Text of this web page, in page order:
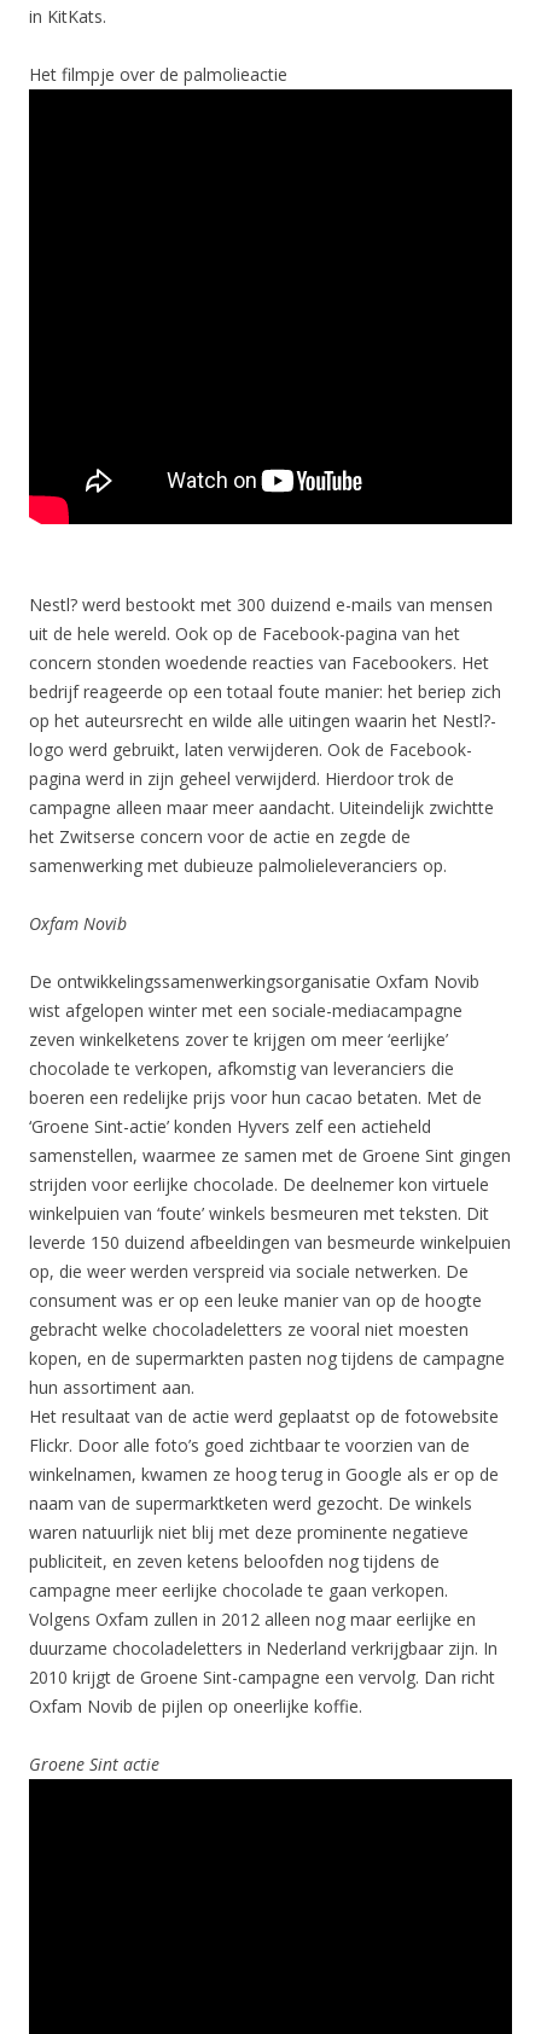
in KitKats.
Het filmpje over de palmolieactie
Nestl? werd bestookt met 300 duizend e-mails van mensen
uit de hele wereld. Ook op de Facebook-pagina van het
concern stonden woedende reacties van Facebookers. Het
bedrijf reageerde op een totaal foute manier: het beriep zich
op het auteursrecht en wilde alle uitingen waarin het Nestl?-
logo werd gebruikt, laten verwijderen. Ook de Facebook-
pagina werd in zijn geheel verwijderd. Hierdoor trok de
campagne alleen maar meer aandacht. Uiteindelijk zwichtte
het Zwitserse concern voor de actie en zegde de
samenwerking met dubieuze palmolieleveranciers op.
Oxfam Novib
De ontwikkelingssamenwerkingsorganisatie Oxfam Novib
wist afgelopen winter met een sociale-mediacampagne
zeven winkelketens zover te krijgen om meer ‘eerlijke’
chocolade te verkopen, afkomstig van leveranciers die
boeren een redelijke prijs voor hun cacao betaten. Met de
‘Groene Sint-actie’ konden Hyvers zelf een actieheld
samenstellen, waarmee ze samen met de Groene Sint gingen
strijden voor eerlijke chocolade. De deelnemer kon virtuele
winkelpuien van ‘foute’ winkels besmeuren met teksten. Dit
leverde 150 duizend afbeeldingen van besmeurde winkelpuien
op, die weer werden verspreid via sociale netwerken. De
consument was er op een leuke manier van op de hoogte
gebracht welke chocoladeletters ze vooral niet moesten
kopen, en de supermarkten pasten nog tijdens de campagne
hun assortiment aan.
Het resultaat van de actie werd geplaatst op de fotowebsite
Flickr. Door alle foto’s goed zichtbaar te voorzien van de
winkelnamen, kwamen ze hoog terug in Google als er op de
naam van de supermarktketen werd gezocht. De winkels
waren natuurlijk niet blij met deze prominente negatieve
publiciteit, en zeven ketens beloofden nog tijdens de
campagne meer eerlijke chocolade te gaan verkopen.
Volgens Oxfam zullen in 2012 alleen nog maar eerlijke en
duurzame chocoladeletters in Nederland verkrijgbaar zijn. In
2010 krijgt de Groene Sint-campagne een vervolg. Dan richt
Oxfam Novib de pijlen op oneerlijke koffie.
Groene Sint actie